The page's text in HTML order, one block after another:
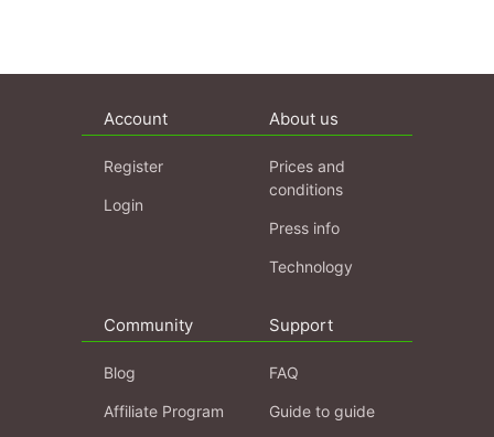
Account
Register
Login
About us
Prices and
conditions
Press info
Technology
Community
Blog
Affiliate Program
Support
FAQ
Guide to guide